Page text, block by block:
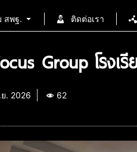
สพฐ. ติดต่อเรา
Group โรงเรี
. 2026 62